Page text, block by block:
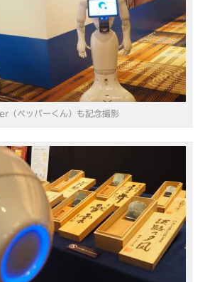
（ペッパーくん）も記念撮影